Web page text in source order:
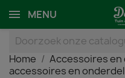
MENU
Home Accessoires
accessoires en